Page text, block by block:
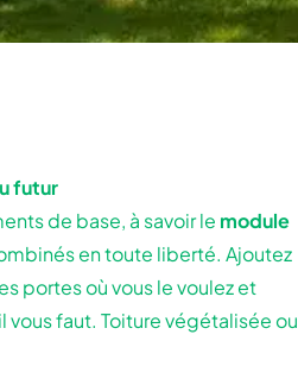
futur
de base, à savoir le module
en toute liberté. Ajoutez
portes où vous le voulez et
vous faut. Toiture végétalisée ou